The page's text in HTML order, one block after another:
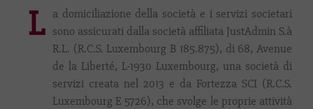
L a domiciliazione della società e i servizi societari
sono assicurati dalla società affiliata JustAdmin S.à
R.L. (R.C.S. Luxembourg B 185.875), di 68, Avenue
de la Liberté, L-1930 Luxembourg, una società di
servizi creata nel 2013 e da Fortezza SCI (R.C.S.
Luxembourg E 5726), che svolge le proprie attività